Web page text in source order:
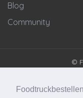
Blog
Community
©